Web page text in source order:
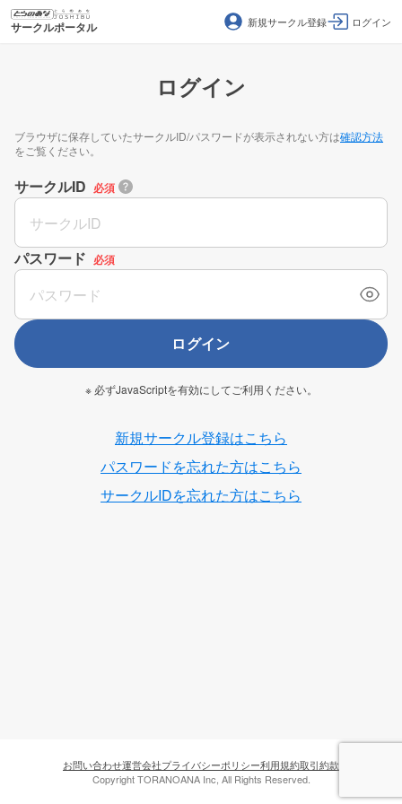
サークルポータル 新規サークル登録 ログイン
ログイン
ブラウザに保存していたサークルID/パスワードが表示されない方は確認方法
をご覧ください。
サークルID 必須
パスワード 必須
ログイン
※ 必ずJavaScriptを有効にしてご利用ください。
新規サークル登録はこちら
パスワードを忘れた方はこちら
サークルIDを忘れた方はこちら
お問い合わせ運営会社プライバシーポリシー利用規約取引約款
Copyright TORANOANA Inc, All Rights Reserved.